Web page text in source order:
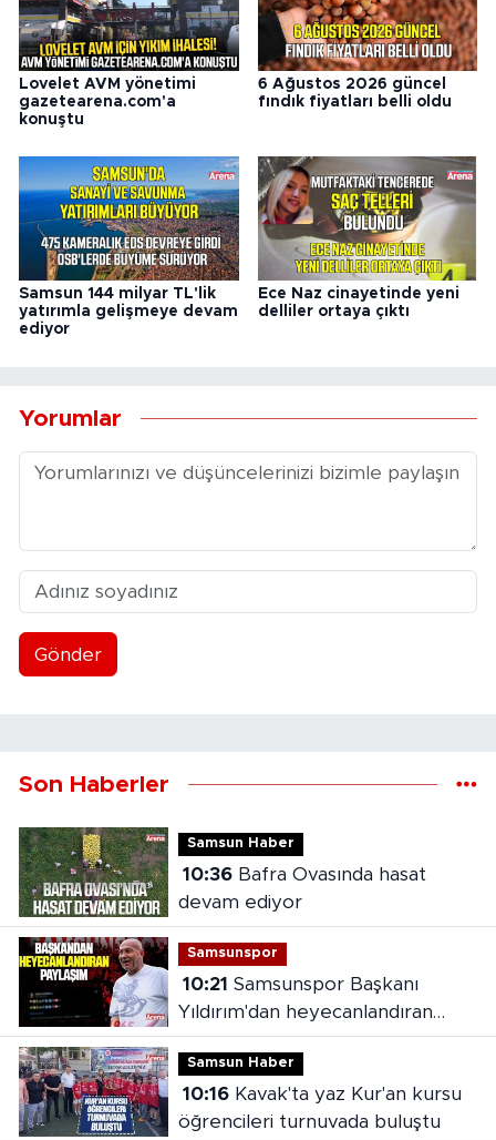
Lovelet AVM yönetimi
gazetearena.com'a
konuştu
6 Ağustos 2026 güncel
fındık fiyatları belli oldu
Samsun 144 milyar TL'lik
yatırımla gelişmeye devam
ediyor
Ece Naz cinayetinde yeni
delliler ortaya çıktı
Yorumlar
Gönder
Son Haberler
Samsun Haber
10:36Bafra Ovasında hasat
devam ediyor
Samsunspor
10:21
Yıldırım'dan heyecanlandıran
paylaşım
Samsun Haber
10:16Kavak'ta yaz Kur'an kursu
öğrencileri turnuvada buluştu